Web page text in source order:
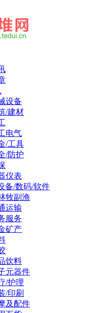
设备
/建材
电气
/工具
/防护
仪表
备/数码/软件
牧副渔
运输
服务
矿产
饮料
元器件
/护理
/印刷
及配件